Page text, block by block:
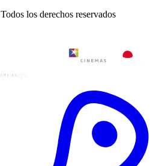
Todos los derechos reservados